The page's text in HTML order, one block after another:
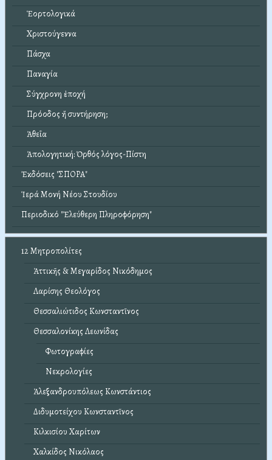
Ἑορτολογικά
Χριστούγεννα
Πάσχα
Παναγία
Σύγχρονη ἐποχή
Πρόοδος ἤ συντήρηση;
Ἀθεΐα
Ἀπολογητική: Ὀρθός λόγος-Πίστη
Ἐκδόσεις "ΣΠΟΡΑ"
Ἱερά Μονή Νέου Στουδίου
Περιοδικό "Ἐλεύθερη Πληροφόρηση"
12 Μητροπολίτες
Ἀττικῆς & Μεγαρίδος Νικόδημος
Λαρίσης Θεολόγος
Θεσσαλιώτιδος Κωνσταντῖνος
Θεσσαλονίκης Λεωνίδας
Φωτογραφίες
Νεκρολογίες
Ἀλεξανδρουπόλεως Κωνστάντιος
Διδυμοτείχου Κωνσταντῖνος
Κιλκισίου Χαρίτων
Χαλκίδος Νικόλαος